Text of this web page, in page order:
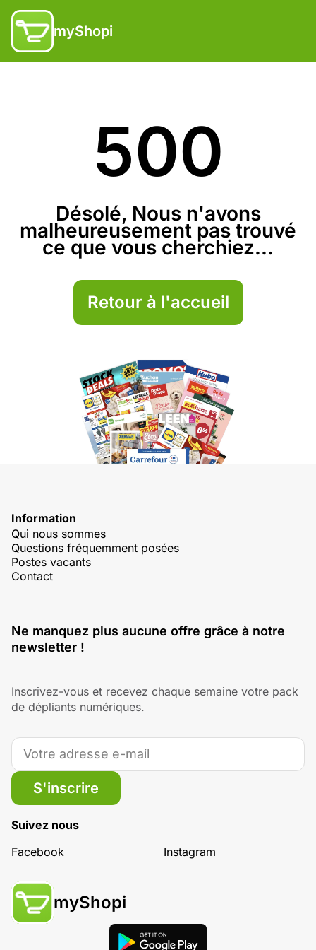
myShopi
500
Désolé, Nous n'avons
malheureusement pas trouvé
ce que vous cherchiez...
Retour à l'accueil
Information
Qui nous sommes
Questions fréquemment posées
Postes vacants
Contact
Ne manquez plus aucune offre grâce à notre
newsletter !
Inscrivez-vous et recevez chaque semaine votre pack
de dépliants numériques.
S'inscrire
Suivez nous
Facebook
Instagram
myShopi